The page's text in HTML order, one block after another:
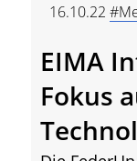
16.10.22
EIMA
Fokus